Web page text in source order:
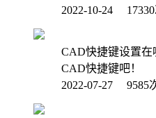
2022-10-24 17330
CAD快捷键设置在
CAD快捷键吧！
2022-07-27 9585